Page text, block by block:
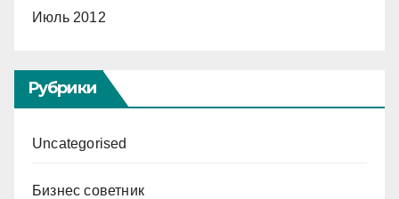
Июль 2012
Рубрики
Uncategorised
Бизнес советник